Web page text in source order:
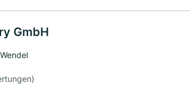
GmbH